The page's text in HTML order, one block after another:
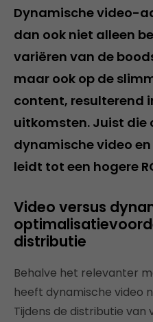
Dynamische video-
dan ook niet alleen
variëren van de
maar ook op de
content, resulterend
uitkomsten. Juist die
dynamische video
leidt tot een hogere
Video versus
distributie
Behalve het relevanter
heeft dynamische video
Tijdens de distributie